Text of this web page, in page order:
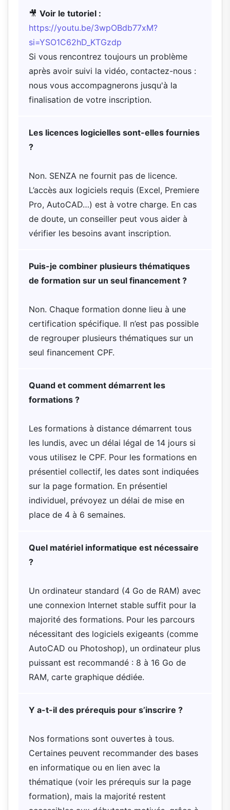
🎥 Voir le tutoriel :
https://youtu.be/3wpOBdb77xM?
si=YSO1C62hD_KTGzdp
Si vous rencontrez toujours un problème
après avoir suivi la vidéo, contactez-nous :
nous vous accompagnerons jusqu'à la
finalisation de votre inscription.
Les licences logicielles sont-elles fournies
?
Non. SENZA ne fournit pas de licence.
L’accès aux logiciels requis (Excel, Premiere
Pro, AutoCAD…) est à votre charge. En cas
de doute, un conseiller peut vous aider à
vérifier les besoins avant inscription.
Puis-je combiner plusieurs thématiques
de formation sur un seul financement ?
Non. Chaque formation donne lieu à une
certification spécifique. Il n’est pas possible
de regrouper plusieurs thématiques sur un
seul financement CPF.
Quand et comment démarrent les
formations ?
Les formations à distance démarrent tous
les lundis, avec un délai légal de 14 jours si
vous utilisez le CPF. Pour les formations en
présentiel collectif, les dates sont indiquées
sur la page formation. En présentiel
individuel, prévoyez un délai de mise en
place de 4 à 6 semaines.
Quel matériel informatique est nécessaire
?
Un ordinateur standard (4 Go de RAM) avec
une connexion Internet stable suffit pour la
majorité des formations. Pour les parcours
nécessitant des logiciels exigeants (comme
AutoCAD ou Photoshop), un ordinateur plus
puissant est recommandé : 8 à 16 Go de
RAM, carte graphique dédiée.
Y a-t-il des prérequis pour s’inscrire ?
Nos formations sont ouvertes à tous.
Certaines peuvent recommander des bases
en informatique ou en lien avec la
thématique (voir les prérequis sur la page
formation), mais la majorité restent